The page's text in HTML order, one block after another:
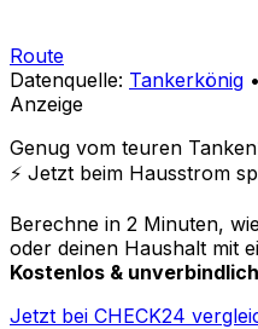
Route
Datenquelle: Tankerkönig
Anzeige
Genug vom teuren
⚡️ Jetzt beim Hausstrom
Berechne in 2 Minuten,
oder deinen Haushalt mit
Kostenlos &
Jetzt bei CHECK24